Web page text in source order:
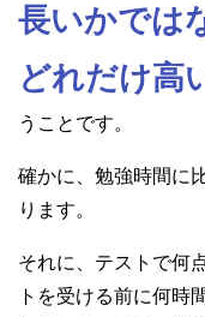
長いかでは
どれだけ高
うことです。
確かに、勉強時間に
ります。
それに、テストで何
トを受ける前に何時